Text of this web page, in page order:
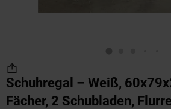
Schuhregal – Weiß,
Fächer, 2 Schubladen,